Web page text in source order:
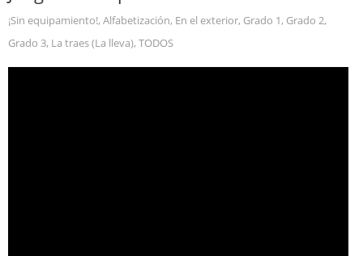
¡Sin equipamiento!, Alfabetización, En el exterior, Grado 1, Grado 2,
Grado 3, La traes (La lleva), TODOS